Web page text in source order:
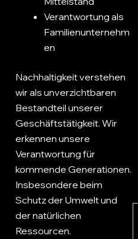
Verantwortung als
Familienunternehm
en
Nachhaltigkeit verstehen
wir als unverzichtbaren
Bestandteil unserer
Geschäftstätigkeit. Wir
erkennen unsere
Verantwortung für
kommende Generationen.
Insbesondere beim
Schutz der Umwelt und
der natürlichen
Ressourcen.